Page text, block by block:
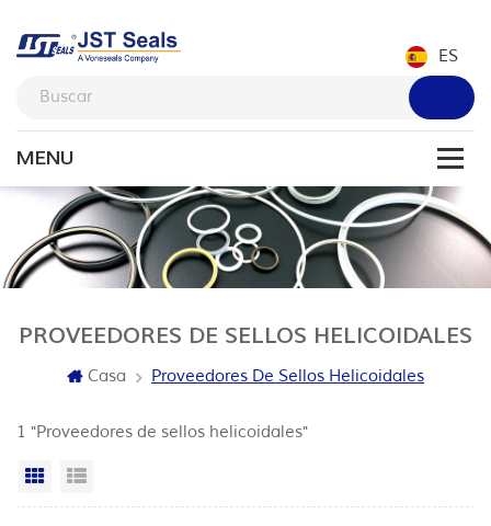
ES
PROVEEDORES DE SELLOS HELICOIDALES
Casa Proveedores De Sellos Helicoidales
1 "Proveedores de sellos helicoidales"
Vista en cuadrícula